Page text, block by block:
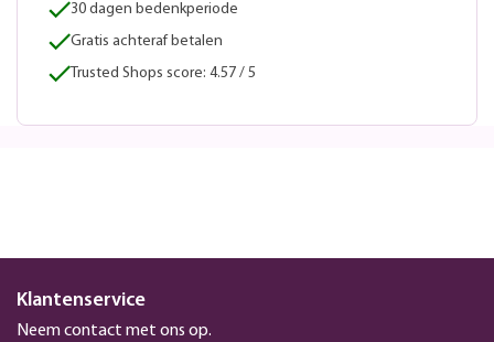
30 dagen bedenkperiode
Gratis achteraf betalen
Trusted Shops score: 4.57 / 5
Klantenservice
Neem contact met ons op.